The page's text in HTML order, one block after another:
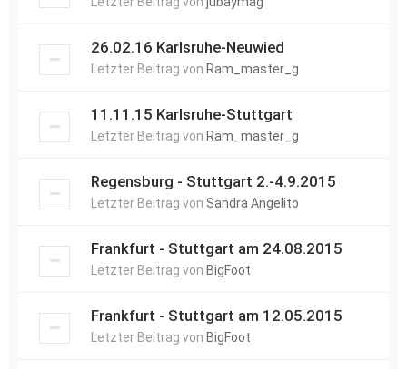
26.02.16 Karlsruhe-Neuwied
Letzter Beitrag von Ram_master_g
11.11.15 Karlsruhe-Stuttgart
Letzter Beitrag von Ram_master_g
Regensburg - Stuttgart 2.-4.9.2015
Letzter Beitrag von Sandra Angelito
Frankfurt - Stuttgart am 24.08.2015
Letzter Beitrag von BigFoot
Frankfurt - Stuttgart am 12.05.2015
Letzter Beitrag von BigFoot